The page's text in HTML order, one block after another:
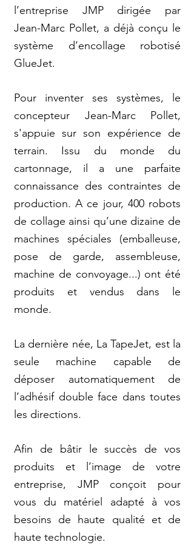
l’entreprise JMP dirigée par
Jean-­Marc Pollet, a déjà conçu le
système d’encollage robotisé
GlueJet.
Pour inventer ses systèmes, le
concepteur Jean­-Marc Pollet,
s'appuie sur son expérience de
terrain. Issu du monde du
cartonnage, il a une parfaite
connaissance des contraintes de
production. A ce jour, 400 robots
de collage ainsi qu’une dizaine de
machines spéciales (emballeuse,
pose de garde, assembleuse,
machine de convoyage...) ont été
produits et vendus dans le
monde.
La dernière ­née, La TapeJet, est la
seule machine capable de
déposer automatiquement de
l’adhésif double face dans toutes
les directions.
Afin de bâtir le succès de vos
produits et l’image de votre
entreprise, JMP conçoit pour
vous du matériel adapté à vos
besoins de haute qualité et de
haute technologie.